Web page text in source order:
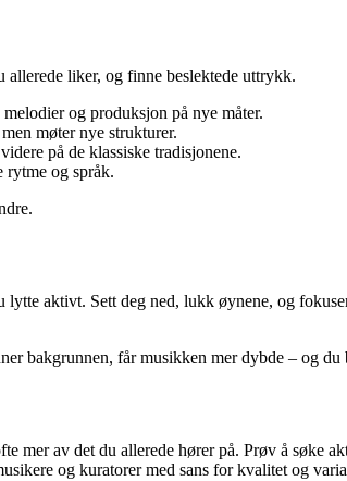
allerede liker, og finne beslektede uttrykk.
og produksjon på nye måter.
møter nye strukturer.
på de klassiske tradisjonene.
rytme og språk.
aktivt. Sett deg ned, lukk øynene, og
bakgrunnen, får musikken mer dybde – og du
mer av det du allerede hører på. Prøv å søke
og kuratorer med sans for kvalitet og